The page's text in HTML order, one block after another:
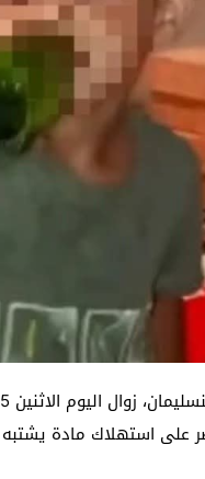
المحكمة..زوجة تمزق أوراق
على استهلاك مادة